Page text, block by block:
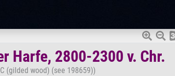
Harfe, 2800-2300 v. Chr.
(gilded wood) (see 198659))